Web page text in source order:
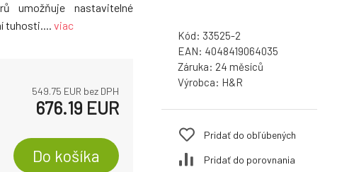
umožňuje nastavitelné
tuhosti.... viac
549.75 EUR bez DPH
676.19 EUR
Do košíka
Kód: 33525-2
EAN: 4048419064035
Záruka: 24
Výrobca: H&R
Pridať do obľúbených
Pridať do porovnania